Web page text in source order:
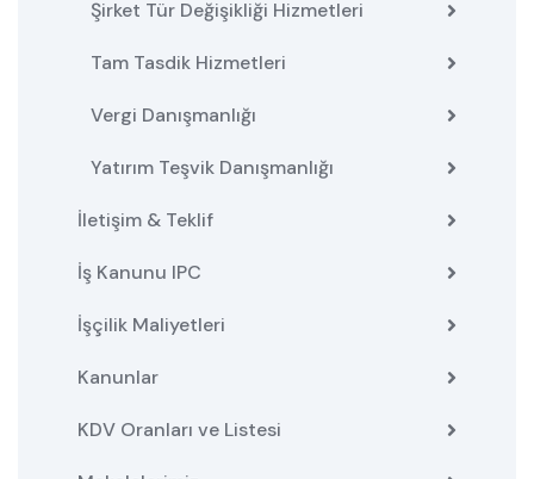
Şirket Tür Değişikliği Hizmetleri
Tam Tasdik Hizmetleri
Vergi Danışmanlığı
Yatırım Teşvik Danışmanlığı
İletişim & Teklif
İş Kanunu IPC
İşçilik Maliyetleri
Kanunlar
KDV Oranları ve Listesi